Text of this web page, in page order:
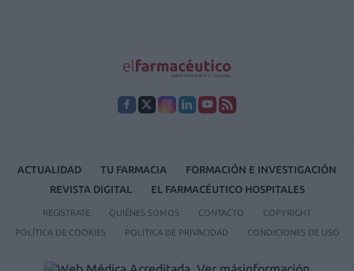
ACTUALIDAD TU FARMACIA
FORMACIÓN E INVESTIGACIÓN
REVISTA DIGITAL
EL FARMACÉUTICO HOSPITALES
REGÍSTRATE QUIÉNES SOMOS CONTACTO COPYRIGHT
POLÍTICA DE COOKIES POLÍTICA DE PRIVACIDAD CONDICIONES DE USO